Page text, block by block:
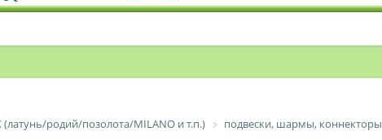
(латунь/родий/позолота/MILANO и т.п.)
подвески, шармы, коннекторы